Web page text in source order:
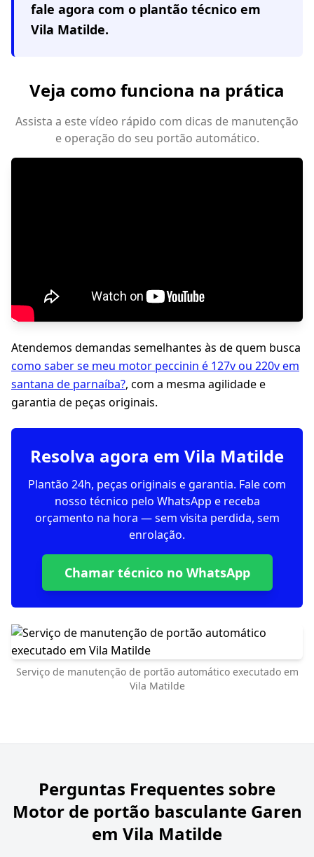
fale agora com o plantão técnico em
Vila Matilde.
Veja como funciona na prática
Assista a este vídeo rápido com dicas de manutenção
e operação do seu portão automático.
Atendemos demandas semelhantes às de quem busca
como saber se meu motor peccinin é 127v ou 220v em
santana de parnaíba?, com a mesma agilidade e
garantia de peças originais.
Resolva agora em Vila Matilde
Plantão 24h, peças originais e garantia. Fale com
nosso técnico pelo WhatsApp e receba
orçamento na hora — sem visita perdida, sem
enrolação.
Chamar técnico no WhatsApp
Serviço de manutenção de portão automático executado em
Vila Matilde
Perguntas Frequentes sobre
Motor de portão basculante Garen
em Vila Matilde